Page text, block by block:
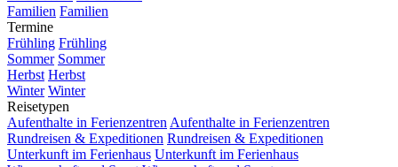
Familien Familien
Termine
Frühling Frühling
Sommer Sommer
Herbst Herbst
Winter Winter
Reisetypen
Aufenthalte in Ferienzentren Aufenthalte in Ferienzentren
Rundreisen & Expeditionen Rundreisen & Expeditionen
Unterkunft im Ferienhaus Unterkunft im Ferienhaus